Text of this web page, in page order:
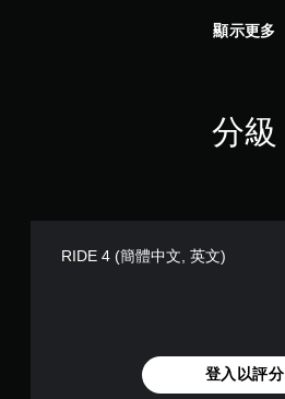
顯示更多
分級
RIDE 4 (簡體中文, 英文)
登入以評分